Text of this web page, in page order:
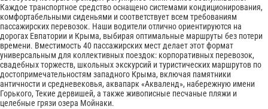
Каждое транспортное средство оснащено системами кондиционирования,
комфортабельными сиденьями и соответствует всем требованиям
пассажирских перевозок. Наши водители отлично ориентируются на
дорогах Евпатории и Крыма, выбирая оптимальные маршруты без потери
времени. Вместимость 40 пассажирских мест делает этот формат
универсальным для коллективных поездок: корпоративных перевозок,
свадебных торжеств, школьных экскурсий и туристических маршрутов по
достопримечательностям западного Крыма, включая памятники
античности и средневековья, аквапарк «Акваленд», набережную имени
Горького, Текие дервишей, а также живописные песчаные пляжи и
целебные грязи озера Мойнаки.